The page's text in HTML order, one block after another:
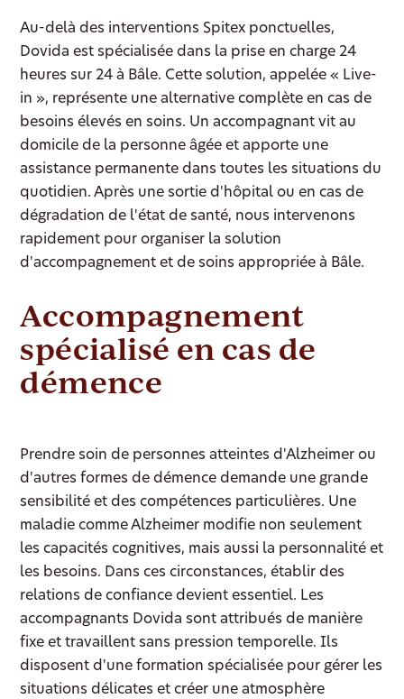
Au-delà des interventions Spitex ponctuelles,
Dovida est spécialisée dans la prise en charge 24
heures sur 24 à Bâle. Cette solution, appelée « Live-
in », représente une alternative complète en cas de
besoins élevés en soins. Un accompagnant vit au
domicile de la personne âgée et apporte une
assistance permanente dans toutes les situations du
quotidien. Après une sortie d'hôpital ou en cas de
dégradation de l'état de santé, nous intervenons
rapidement pour organiser la solution
d'accompagnement et de soins appropriée à Bâle.
Accompagnement
spécialisé en cas de
démence
Prendre soin de personnes atteintes d'Alzheimer ou
d'autres formes de démence demande une grande
sensibilité et des compétences particulières. Une
maladie comme Alzheimer modifie non seulement
les capacités cognitives, mais aussi la personnalité et
les besoins. Dans ces circonstances, établir des
relations de confiance devient essentiel. Les
accompagnants Dovida sont attribués de manière
fixe et travaillent sans pression temporelle. Ils
disposent d'une formation spécialisée pour gérer les
situations délicates et créer une atmosphère